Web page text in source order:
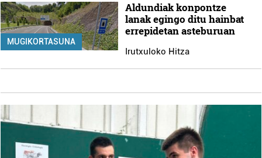
MUGIKORTASUNA
Aldundiak konpontze
lanak egingo ditu hainbat
errepidetan asteburuan
Irutxuloko Hitza